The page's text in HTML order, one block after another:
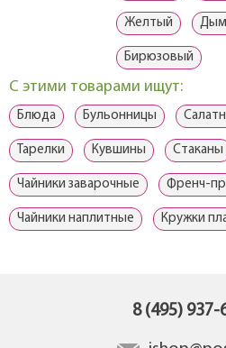
Желтый
Бирюзовый
С этими товарами ищут:
Блюда Бульонницы
Тарелки Кувшины Стаканы
Чайники заварочные Френч-
Чайники наплитные Кружки
8 (495) 937-